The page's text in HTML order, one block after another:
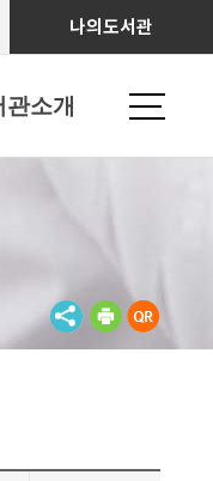
나의도서관
관소개